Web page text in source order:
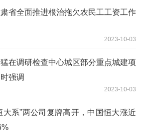
省全面推进根治拖欠农民工工资工作
2023-10-03
在调研检查中心城区部分重点城建项
强调
2023-10-03
大系”两公司复牌高开，中国恒大涨近